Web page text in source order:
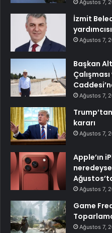
Ağustos 7,
İzmit
Ağustos 7,
Başkan
Ağustos 7,
kararı
Ağustos 7,
Apple’ın
Ağustos 7,
Game
Ağustos 7,